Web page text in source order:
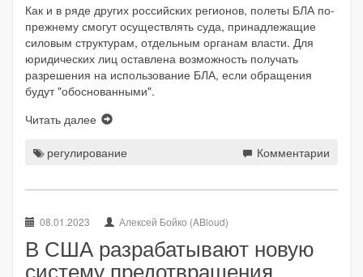
Как и в ряде других российских регионов, полеты БЛА по-
прежнему смогут осуществлять суда, принадлежащие
силовым структурам, отдельным органам власти. Для
юридических лиц оставлена возможность получать
разрешения на использование БЛА, если обращения
будут "обоснованными".
Читать далее
регулирование Комментарии
08.01.2023 Алексей Бойко (ABloud)
В США разрабатывают новую
систему предотвращения